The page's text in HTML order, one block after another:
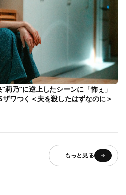
莉乃”に逆上したシーンに「怖ぇ」
ザワつく＜夫を殺したはずなのに＞
もっと見る